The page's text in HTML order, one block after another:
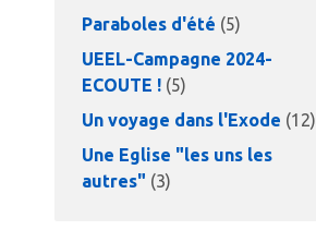
Paraboles d'été (5)
UEEL-Campagne 2024-
ECOUTE ! (5)
Un voyage dans l'Exode (12)
Une Eglise "les uns les
autres" (3)